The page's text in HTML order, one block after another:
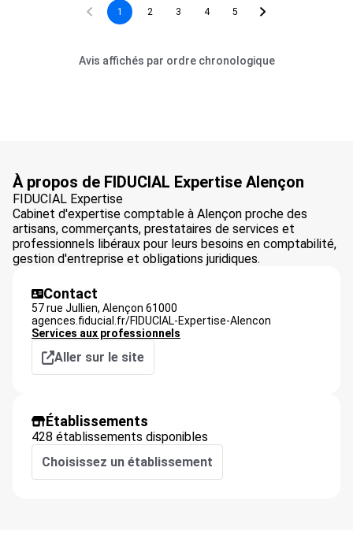
1 2 3 4 5
Avis affichés par ordre chronologique
À propos de FIDUCIAL Expertise Alençon
FIDUCIAL Expertise
Cabinet d'expertise comptable à Alençon proche des
artisans, commerçants, prestataires de services et
professionnels libéraux pour leurs besoins en comptabilité,
gestion d'entreprise et obligations juridiques.
Contact
57 rue Jullien, Alençon 61000
agences.fiducial.fr/FIDUCIAL-Expertise-Alencon
Services aux professionnels
Aller sur le site
Établissements
428 établissements disponibles
Choisissez un établissement